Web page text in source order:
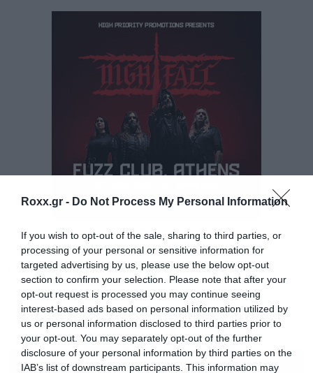
Roxx.gr - Do Not Process My Personal Information
If you wish to opt-out of the sale, sharing to third parties, or
processing of your personal or sensitive information for
targeted advertising by us, please use the below opt-out
section to confirm your selection. Please note that after your
opt-out request is processed you may continue seeing
interest-based ads based on personal information utilized by
us or personal information disclosed to third parties prior to
your opt-out. You may separately opt-out of the further
disclosure of your personal information by third parties on the
IAB’s list of downstream participants. This information may
επανασύνδεσή τους με τον Michael Kiske και
τον Kai Hansen, το 2016, οι fans του power
metal πανηγύρισαν σαν να ήρθε το τέλος του
κόσμου . Η περιοδεία “Pumpkins United” που
ακολούθησε το 2017 ήταν θρίαμβος: τρεις
τραγουδιστές στη σκηνή (Kiske, Deris, Hansen),
Tags: HELLOWEEN